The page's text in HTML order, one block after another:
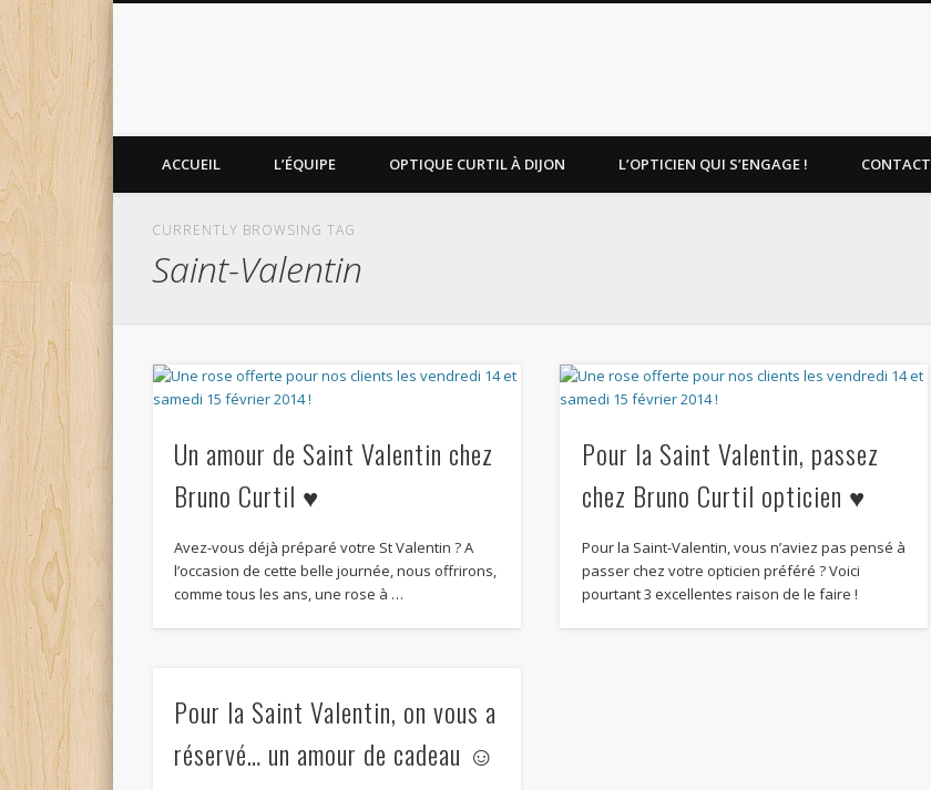
ACCUEIL L’ÉQUIPE OPTIQUE CURTIL À DIJON L’OPTICIEN QUI S’ENGAGE ! CONTACT
CURRENTLY BROWSING TAG
Saint-Valentin
Un amour de Saint Valentin chez
Bruno Curtil ♥
Avez-vous déjà préparé votre St Valentin ? A
l’occasion de cette belle journée, nous offrirons,
comme tous les ans, une rose à …
Pour la Saint Valentin, passez
chez Bruno Curtil opticien ♥
Pour la Saint-Valentin, vous n’aviez pas pensé à
passer chez votre opticien préféré ? Voici
pourtant 3 excellentes raison de le faire !
Pour la Saint Valentin, on vous a
réservé… un amour de cadeau ☺